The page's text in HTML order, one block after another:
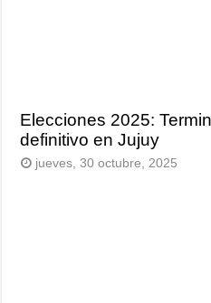
Elecciones 2025:
definitivo en Jujuy
jueves, 30 octubre, 2025